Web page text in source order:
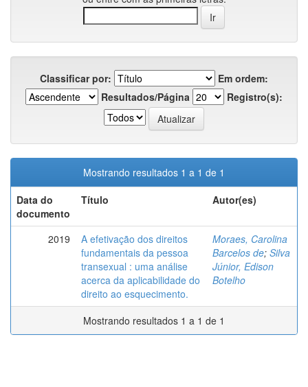
Classificar por:
Em ordem:
Resultados/Página
Registro(s):
Mostrando resultados 1 a 1 de 1
Data do
documento
Título Autor(es)
2019
A efetivação dos direitos
fundamentais da pessoa
transexual : uma análise
acerca da aplicabilidade do
direito ao esquecimento.
Moraes, Carolina
Barcelos de; Silva
Júnior, Edison
Botelho
Mostrando resultados 1 a 1 de 1